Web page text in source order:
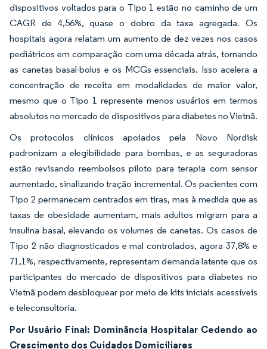
dispositivos voltados para o Tipo 1 estão no caminho de um
CAGR de 4,56%, quase o dobro da taxa agregada. Os
hospitais agora relatam um aumento de dez vezes nos casos
pediátricos em comparação com uma década atrás, tornando
as canetas basal-bolus e os MCGs essenciais. Isso acelera a
concentração de receita em modalidades de maior valor,
mesmo que o Tipo 1 represente menos usuários em termos
absolutos no mercado de dispositivos para diabetes no Vietnã.
Os protocolos clínicos apoiados pela Novo Nordisk
padronizam a elegibilidade para bombas, e as seguradoras
estão revisando reembolsos piloto para terapia com sensor
aumentado, sinalizando tração incremental. Os pacientes com
Tipo 2 permanecem centrados em tiras, mas à medida que as
taxas de obesidade aumentam, mais adultos migram para a
insulina basal, elevando os volumes de canetas. Os casos de
Tipo 2 não diagnosticados e mal controlados, agora 37,8% e
71,1%, respectivamente, representam demanda latente que os
participantes do mercado de dispositivos para diabetes no
Vietnã podem desbloquear por meio de kits iniciais acessíveis
e teleconsultoria.
Por Usuário Final: Dominância Hospitalar Cedendo ao
Crescimento dos Cuidados Domiciliares